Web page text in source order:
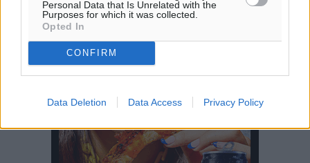
Personal Data that Is Unrelated with the
Purposes for which it was collected.
Opted In
CONFIRM
Data Deletion Data Access Privacy Policy
Τοπικές Ειδήσεις• πριν 3 ώρες
Α.Σ. Ρόδος: Πρώτη… στην νέα σελίδα των «ελαφιών»
(φωτορεπορτάζ)
Στίβος: Οι βαθμολογίες των συλλόγων της
Δωδεκανήσου
Περισσότερες ειδήσεις